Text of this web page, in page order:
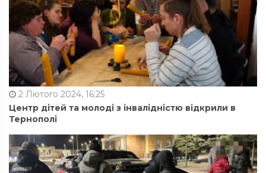
2 Лютого 2024, 16:25
Центр дітей та молоді з інвалідністю відкрили в
Тернополі